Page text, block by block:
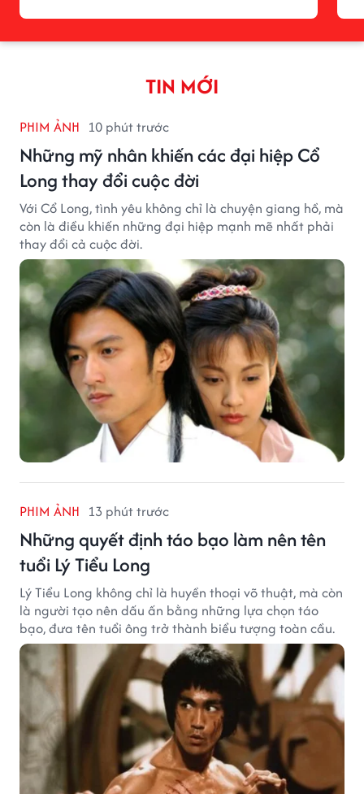
TIN MỚI
PHIM ẢNH 10 phút trước
Những mỹ nhân khiến các đại hiệp Cổ
Long thay đổi cuộc đời
Với Cổ Long, tình yêu không chỉ là chuyện giang hồ, mà
còn là điều khiến những đại hiệp mạnh mẽ nhất phải
thay đổi cả cuộc đời.
PHIM ẢNH 13 phút trước
Những quyết định táo bạo làm nên tên
tuổi Lý Tiểu Long
Lý Tiểu Long không chỉ là huyền thoại võ thuật, mà còn
là người tạo nên dấu ấn bằng những lựa chọn táo
bạo, đưa tên tuổi ông trở thành biểu tượng toàn cầu.